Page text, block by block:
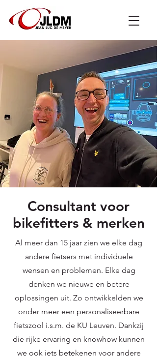
Consultant voor
bikefitters & merken
Al meer dan 15 jaar zien we elke dag
andere fietsers met individuele
wensen en problemen. Elke dag
denken we nieuwe en betere
oplossingen uit. Zo ontwikkelden we
onder meer een personaliseerbare
fietszool i.s.m. de KU Leuven. Dankzij
die rijke ervaring en knowhow kunnen
we ook iets betekenen voor andere